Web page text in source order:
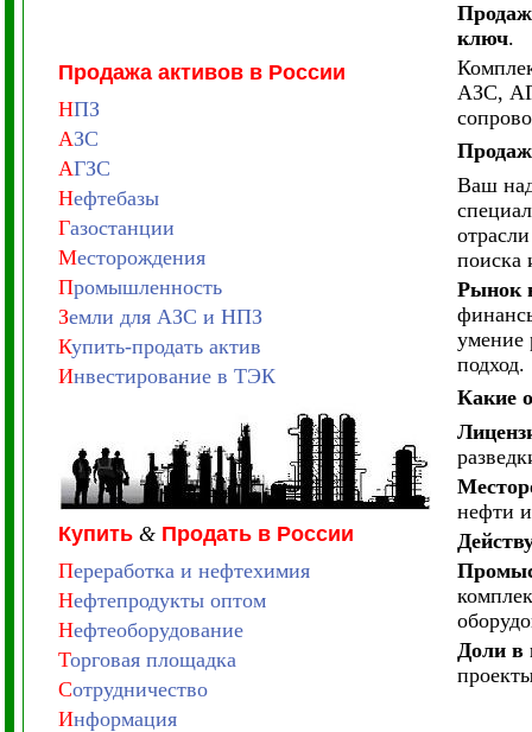
Продажа активов в России
НПЗ
АЗС
АГЗС
Нефтебазы
Газостанции
Месторождения
Промышленность
Земли для АЗС и НПЗ
Купить-продать актив
Инвестирование в ТЭК
Купить & Продать в России
Переработка и нефтехимия
Нефтепродукты оптом
Нефтеоборудование
Торговая площадка
Сотрудничество
Информация
ключ.
АЗС,
Ваш
поиска
Рынок
умение
подход.
Какие
нефти и
Доли в